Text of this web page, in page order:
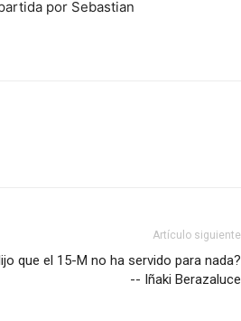
por Sebastian
Artículo siguiente
que el 15-M no ha servido para nada?
-- Iñaki Berazaluce